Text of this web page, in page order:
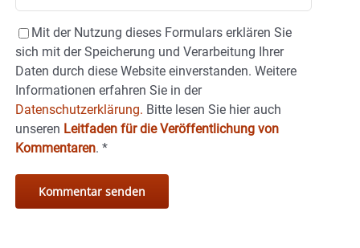
Mit der Nutzung dieses Formulars erklären Sie
sich mit der Speicherung und Verarbeitung Ihrer
Daten durch diese Website einverstanden. Weitere
Informationen erfahren Sie in der
Datenschutzerklärung. Bitte lesen Sie hier auch
unseren Leitfaden für die Veröffentlichung von
Kommentaren. *